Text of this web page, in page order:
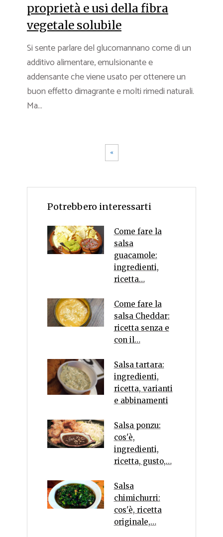
proprietà e usi della fibra
vegetale solubile
Si sente parlare del glucomannano come di un
additivo alimentare, emulsionante e
addensante che viene usato per ottenere un
buon effetto dimagrante e molti rimedi naturali.
Ma...
«
Potrebbero interessarti
Come fare la
salsa
guacamole:
ingredienti,
ricetta…
Come fare la
salsa Cheddar:
ricetta senza e
con il…
Salsa tartara:
ingredienti,
ricetta, varianti
e abbinamenti
Salsa ponzu:
cos'è,
ingredienti,
ricetta, gusto,…
Salsa
chimichurri:
cos'è, ricetta
originale,…